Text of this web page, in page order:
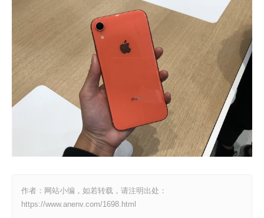
作者：网站小编，如若转载，请注明出处：
https://www.anenv.com/1698.html